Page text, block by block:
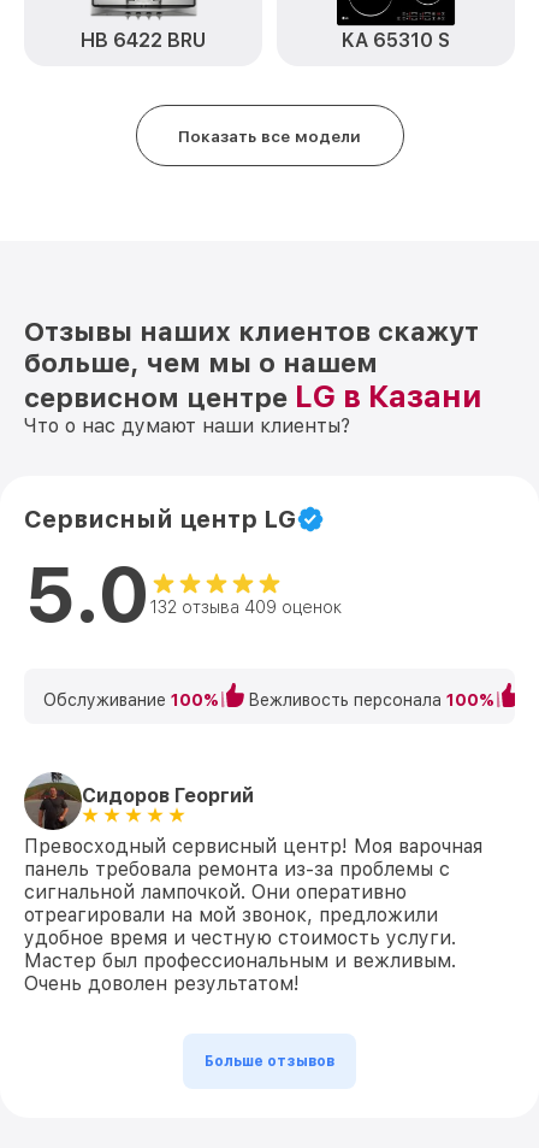
HB 6422 BRU KA 65310 S
Показать все модели
Отзывы наших клиентов скажут
больше, чем мы о нашем
сервисном центре LG в Казани
Что о нас думают наши клиенты?
Сервисный центр LG
5.0 132 отзыва 409 оценок
Обслуживание 100% Вежливость персонала 100%
Сидоров Георгий
Превосходный сервисный центр! Моя варочная
панель требовала ремонта из-за проблемы с
сигнальной лампочкой. Они оперативно
отреагировали на мой звонок, предложили
удобное время и честную стоимость услуги.
Мастер был профессиональным и вежливым.
Очень доволен результатом!
Больше отзывов